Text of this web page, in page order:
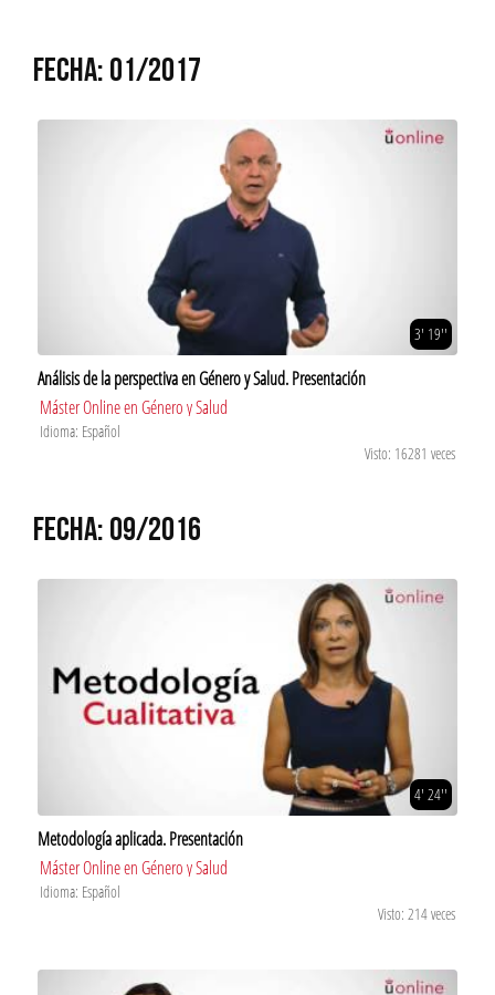
FECHA: 01/2017
3' 19''
Análisis de la perspectiva en Género y Salud. Presentación
Máster Online en Género y Salud
Idioma: Español
Visto: 16281 veces
FECHA: 09/2016
4' 24''
Metodología aplicada. Presentación
Máster Online en Género y Salud
Idioma: Español
Visto: 214 veces